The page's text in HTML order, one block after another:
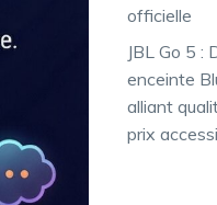
officielle
JBL Go 5 :
enceinte
alliant
prix